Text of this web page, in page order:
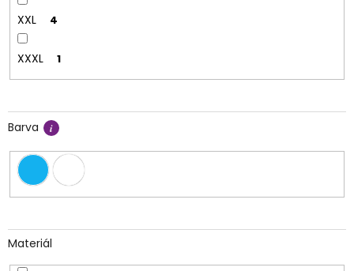
XXL 4
XXXL 1
Barva
Materiál